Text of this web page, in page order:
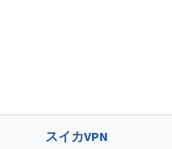
スイカVPN